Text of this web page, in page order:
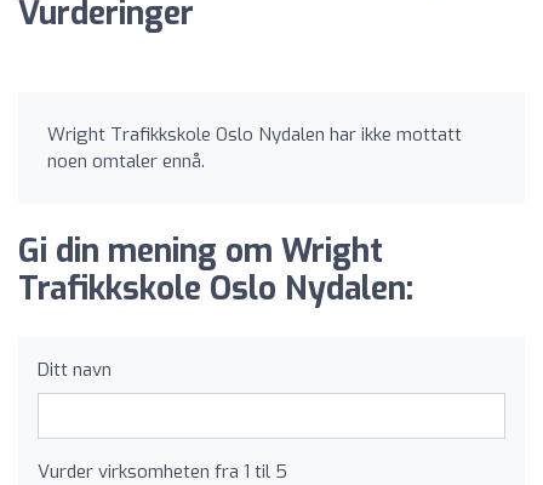
Vurderinger
Wright Trafikkskole Oslo Nydalen har ikke mottatt
noen omtaler ennå.
Gi din mening om Wright
Trafikkskole Oslo Nydalen:
Ditt navn
Vurder virksomheten fra 1 til 5